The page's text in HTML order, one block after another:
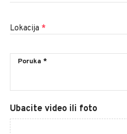
Lokacija *
Ubacite video ili foto